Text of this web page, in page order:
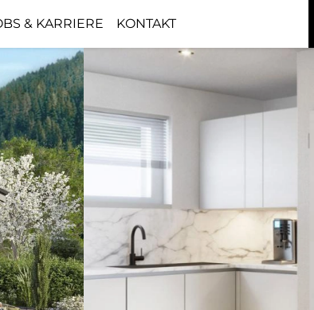
& KARRIERE KONTAKT